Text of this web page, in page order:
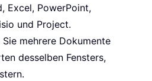
Excel, PowerPoint,
und Project.
mehrere Dokumente
desselben Fensters,